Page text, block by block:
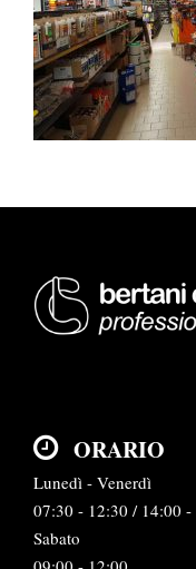
ORARIO
Lunedì - Venerdì
07:30 - 12:30 / 14:00 -
Sabato